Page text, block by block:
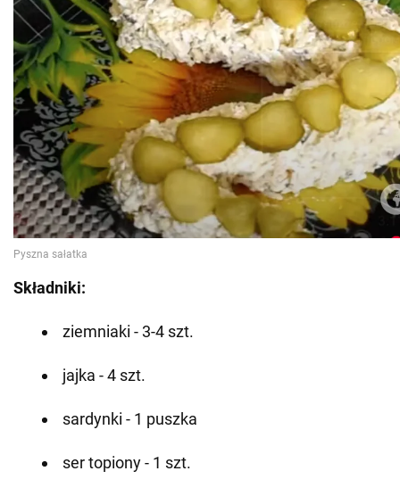
Składniki:
ziemniaki - 3-4 szt.
jajka - 4 szt.
sardynki - 1 puszka
ser topiony - 1 szt.